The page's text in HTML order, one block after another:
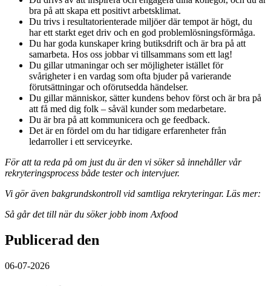
bra på att skapa ett positivt arbetsklimat.
Du trivs i resultatorienterade miljöer där tempot är högt, du
har ett starkt eget driv och en god problemlösningsförmåga.
Du har goda kunskaper kring butiksdrift och är bra på att
samarbeta. Hos oss jobbar vi tillsammans som ett lag!
Du gillar utmaningar och ser möjligheter istället för
svårigheter i en vardag som ofta bjuder på varierande
förutsättningar och oförutsedda händelser.
Du gillar människor, sätter kundens behov först och är bra på
att få med dig folk – såväl kunder som medarbetare.
Du är bra på att kommunicera och ge feedback.
Det är en fördel om du har tidigare erfarenheter från
ledarroller i ett serviceyrke.
För att ta reda på om just du är den vi söker så innehåller vår
rekryteringsprocess både tester och intervjuer.
Vi gör även bakgrundskontroll vid samtliga rekryteringar. Läs mer:
Så går det till när du söker jobb inom Axfood
Publicerad den
06-07-2026